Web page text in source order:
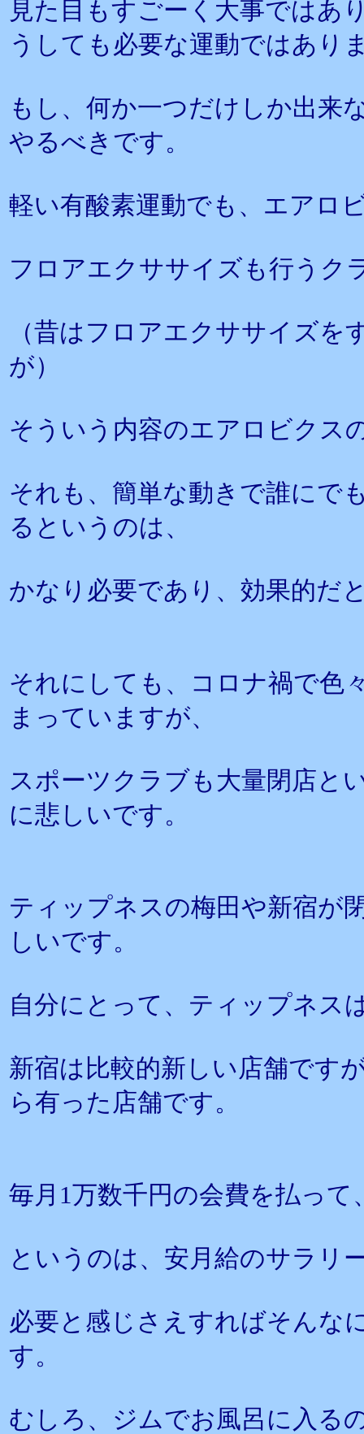
見た目もすごーく大事ではあ
うしても必要な運動ではあり
もし、何か一つだけしか出来
やるべきです。
軽い有酸素運動でも、エアロ
フロアエクササイズも行うク
（昔はフロアエクササイズ
が）
そういう内容のエアロビクス
それも、簡単な動きで誰にで
るというのは、
かなり必要であり、効果的だ
それにしても、コロナ禍で色
まっていますが、
スポーツクラブも大量閉店と
に悲しいです。
ティップネスの梅田や新宿が
しいです。
自分にとって、ティップネス
新宿は比較的新しい店舗です
ら有った店舗です。
毎月1万数千円の会費を払っ
というのは、安月給のサラリ
必要と感じさえすればそんな
す。
むしろ、ジムでお風呂に入る